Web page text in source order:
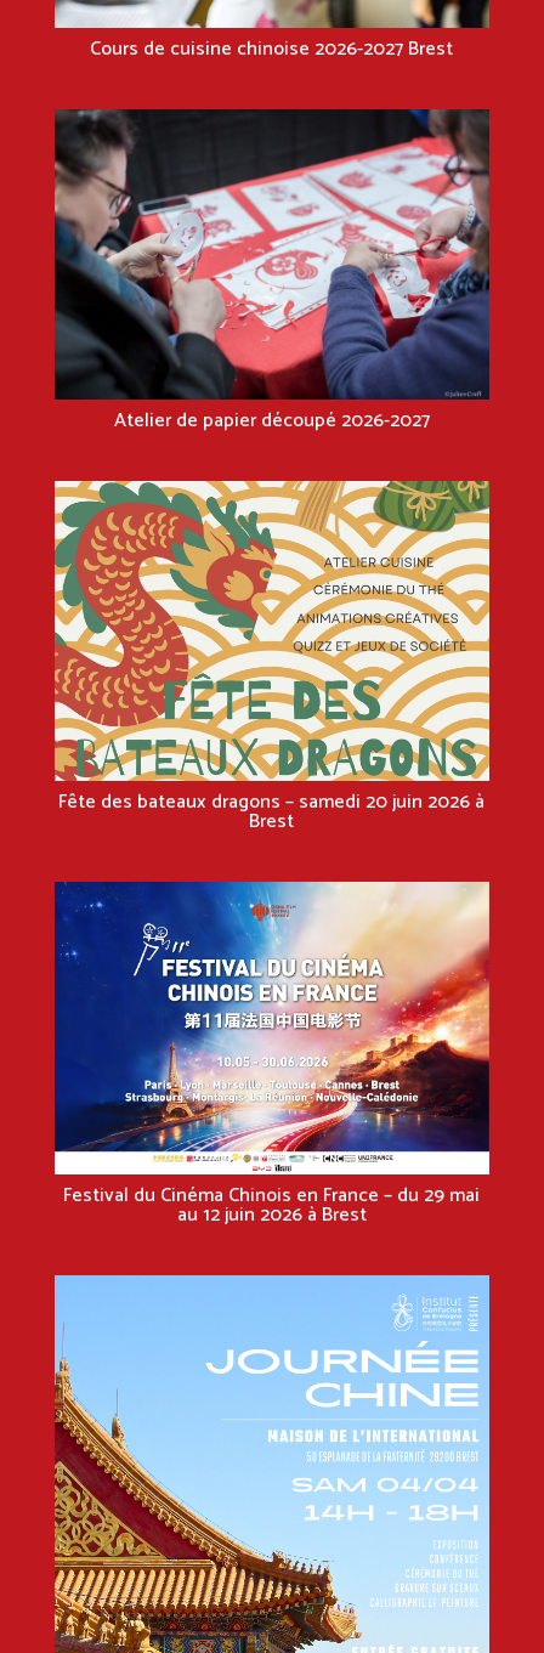
Cours de cuisine chinoise 2026-2027 Brest
Atelier de papier découpé 2026-2027
Fête des bateaux dragons – samedi 20 juin 2026 à
Brest
Festival du Cinéma Chinois en France – du 29 mai
au 12 juin 2026 à Brest